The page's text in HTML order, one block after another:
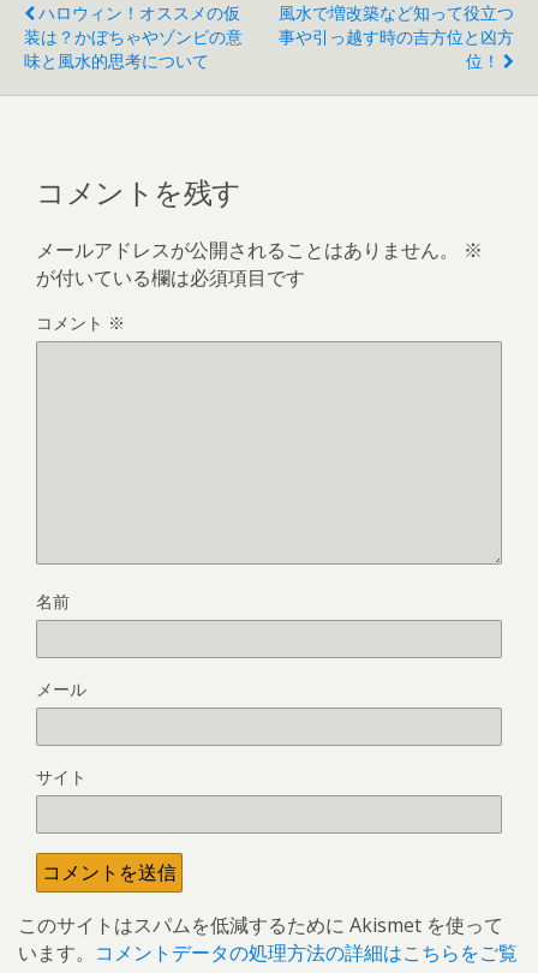
ハロウィン！オススメの仮
装は？かぼちゃやゾンビの意
味と風水的思考について
風水で増改築など知って役立つ
事や引っ越す時の吉方位と凶方
位！
コメントを残す
メールアドレスが公開されることはありません。
※
が付いている欄は必須項目です
コメント ※
名前
メール
サイト
このサイトはスパムを低減するために Akismet を使って
います。 コメントデータの処理方法の詳細はこちらをご覧